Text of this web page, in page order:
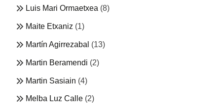
Luis Mari Ormaetxea (8)
Maite Etxaniz (1)
Martín Agirrezabal (13)
Martin Beramendi (2)
Martin Sasiain (4)
Melba Luz Calle (2)